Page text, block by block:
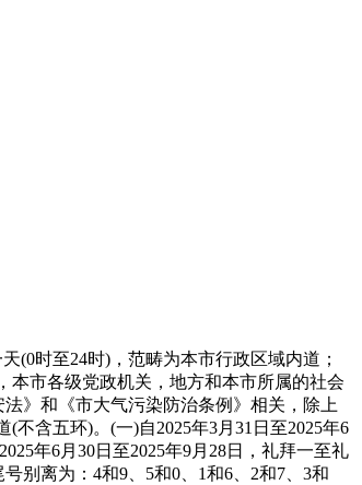
时至24时)，范畴为本市行政区域内道；
本市各级党政机关，地方和本市所属的社会
》和《市大气污染防治条例》相关，除上
含五环)。(一)自2025年3月31日至2025年6
年6月30日至2025年9月28日，礼拜一至礼
别离为：4和9、5和0、1和6、2和7、3和